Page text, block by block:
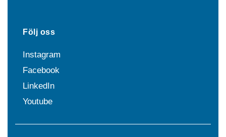
Följ oss
Instagram
Facebook
LinkedIn
Youtube